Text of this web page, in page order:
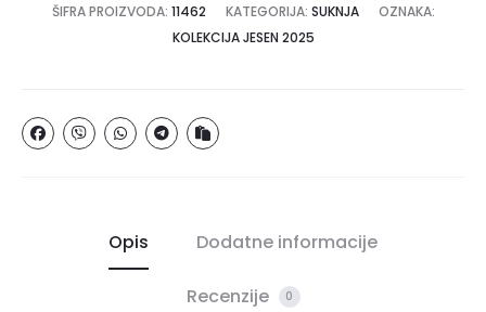
ŠIFRA PROIZVODA: 11462 KATEGORIJA: SUKNJA
OZNAKA:
KOLEKCIJA JESEN 2025
Opis Dodatne informacije
Recenzije 0